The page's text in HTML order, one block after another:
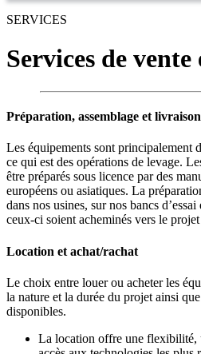
SERVICES
Services de
Préparation, assemblage et livraison
Les équipements sont principalement
ce qui est des opérations de levage.
être préparés sous licence par des
européens ou asiatiques. La
dans nos usines, sur nos bancs
ceux-ci soient acheminés vers le
Location et achat/rachat
Le choix entre louer ou acheter les
la nature et la durée du projet ainsi
disponibles.
La location offre une flexibilité,